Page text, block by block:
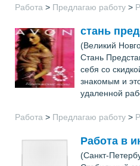
Работа > Предлагаю работу >
стань
(Великий
Стань
себя со
знакомым и
удаленной
Работа > Предлагаю работу >
Работа в
(Санкт-